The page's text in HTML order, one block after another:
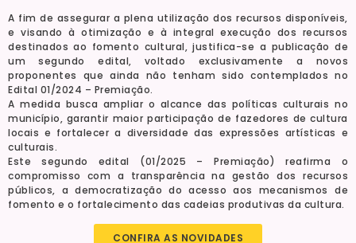
A fim de assegurar a plena utilização dos recursos disponíveis,
e visando à otimização e à integral execução dos recursos
destinados ao fomento cultural, justifica-se a publicação de
um segundo edital, voltado exclusivamente a novos
proponentes que ainda não tenham sido contemplados no
Edital 01/2024 – Premiação.
A medida busca ampliar o alcance das políticas culturais no
município, garantir maior participação de fazedores de cultura
locais e fortalecer a diversidade das expressões artísticas e
culturais.
Este segundo edital (01/2025 – Premiação) reafirma o
compromisso com a transparência na gestão dos recursos
públicos, a democratização do acesso aos mecanismos de
fomento e o fortalecimento das cadeias produtivas da cultura.
CONFIRA AS NOVIDADES